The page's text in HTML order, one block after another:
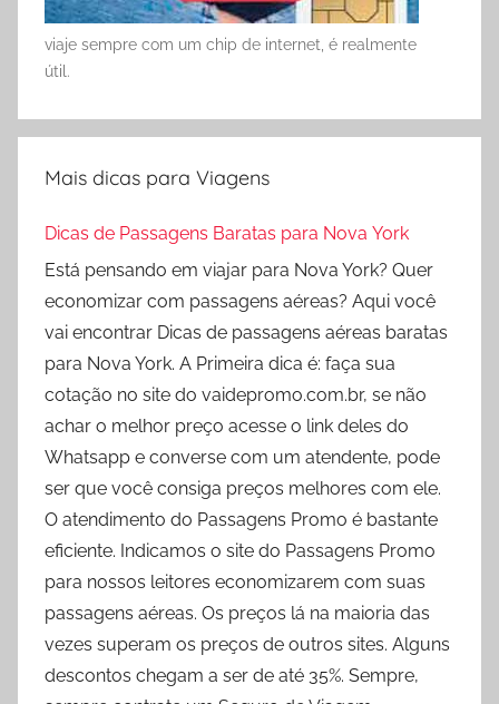
viaje sempre com um chip de internet, é realmente
útil.
Mais dicas para Viagens
Dicas de Passagens Baratas para Nova York
Está pensando em viajar para Nova York? Quer
economizar com passagens aéreas? Aqui você
vai encontrar Dicas de passagens aéreas baratas
para Nova York. A Primeira dica é: faça sua
cotação no site do vaidepromo.com.br, se não
achar o melhor preço acesse o link deles do
Whatsapp e converse com um atendente, pode
ser que você consiga preços melhores com ele.
O atendimento do Passagens Promo é bastante
eficiente. Indicamos o site do Passagens Promo
para nossos leitores economizarem com suas
passagens aéreas. Os preços lá na maioria das
vezes superam os preços de outros sites. Alguns
descontos chegam a ser de até 35%. Sempre,